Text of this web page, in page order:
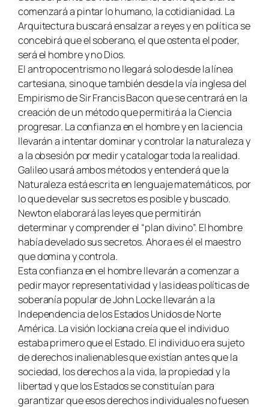
comenzará a pintar lo humano, la cotidianidad. La
Arquitectura buscará ensalzar a reyes y en política se
concebirá que el soberano, el que ostenta el poder,
será el hombre y no Dios.
El antropocentrismo no llegará solo desde la línea
cartesiana, sino que también desde la vía inglesa del
Empirismo de Sir Francis Bacon que se centrará en la
creación de un método que permitirá a la Ciencia
progresar. La confianza en el hombre y en la ciencia
llevarán a intentar dominar y controlar la naturaleza y
a la obsesión por medir y catalogar toda la realidad.
Galileo usará ambos métodos y entenderá que la
Naturaleza está escrita en lenguaje matemáticos, por
lo que develar sus secretos es posible y buscado.
Newton elaborará las leyes que permitirán
determinar y comprender el “plan divino”. El hombre
había develado sus secretos. Ahora es él el maestro
que domina y controla.
Esta confianza en el hombre llevarán a comenzar a
pedir mayor representatividad y las ideas políticas de
soberanía popular de John Locke llevarán a la
Independencia de los Estados Unidos de Norte
América. La visión lockiana creía que el individuo
estaba primero que el Estado. El individuo era sujeto
de derechos inalienables que existían antes que la
sociedad, los derechos a la vida, la propiedad y la
libertad y que los Estados se constituían para
garantizar que esos derechos individuales no fuesen